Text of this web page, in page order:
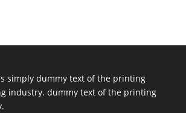
simply dummy text of the printing
industry. dummy text of the printing